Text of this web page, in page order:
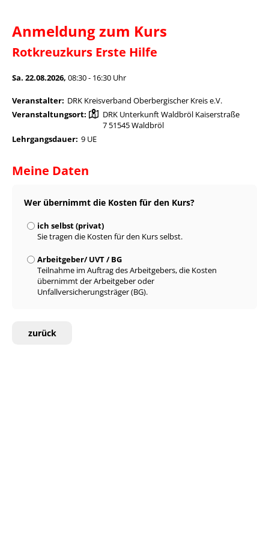
Anmeldung zum Kurs
Rotkreuzkurs Erste Hilfe
Sa. 22.08.2026, 08:30 - 16:30 Uhr
Veranstalter: DRK Kreisverband Oberbergischer Kreis e.V.
Veranstaltungsort:
DRK Unterkunft Waldbröl Kaiserstraße
7 51545 Waldbröl
Lehrgangsdauer: 9 UE
Meine Daten
Wer übernimmt die Kosten für den Kurs?
ich selbst (privat)
Sie tragen die Kosten für den Kurs selbst.
Arbeitgeber/ UVT / BG
Teilnahme im Auftrag des Arbeitgebers, die Kosten
übernimmt der Arbeitgeber oder
Unfallversicherungsträger (BG).
zurück